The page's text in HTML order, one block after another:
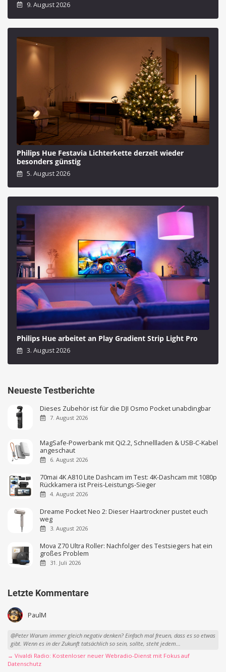
9. August 2026
Philips Hue Festavia Lichterkette derzeit wieder
besonders günstig
5. August 2026
Philips Hue arbeitet an Play Gradient Strip Light Pro
3. August 2026
Neueste Testberichte
Dieses Zubehör ist für die DJI Osmo Pocket unabdingbar
7. August 2026
MagSafe-Powerbank mit Qi2.2, Schnellladen & USB-C-Kabel
angeschaut
6. August 2026
70mai 4K A810 Lite Dashcam im Test: 4K-Dashcam mit 1080p
Rückkamera ist Preis-Leistungs-Sieger
4. August 2026
Dreame Pocket Neo 2: Dieser Haartrockner pustet euch
weg
3. August 2026
Mova Z70 Ultra Roller: Nachfolger des Testsiegers hat ein
großes Problem
31. Juli 2026
Letzte Kommentare
PaulM
@Peter Warum immer gleich negativ denken? Einfach mal freuen, dass es so etwas
gibt. Wenn es in der Zukunft tatsächlich so sein, sollte, steht jedem...
→ Vivaldi Radio: Kostenloser neuer Webradio-Dienst mit Fokus auf
Datenschutz